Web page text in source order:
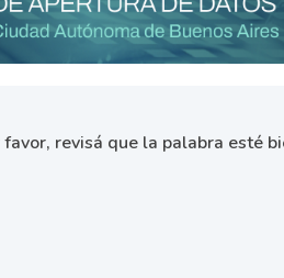
favor, revisá que la palabra esté